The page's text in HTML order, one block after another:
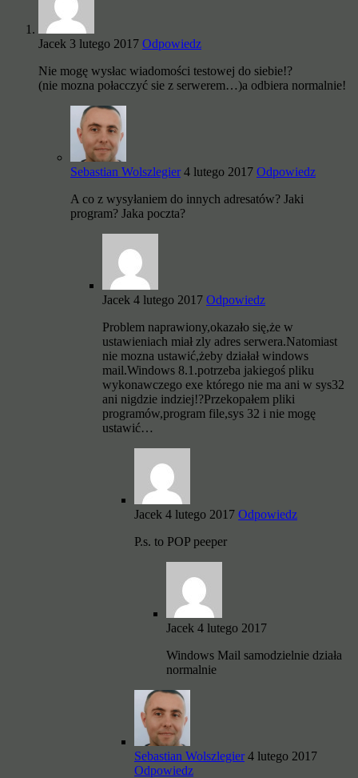
Jacek 3 lutego 2017 Odpowiedz
Nie mogę wysłac wiadomości testowej do siebie!?
(nie mozna połacczyć sie z serwerem…)a odbiera normalnie!
Sebastian Wolszlegier 4 lutego 2017 Odpowiedz
A co z wysyłaniem do innych adresatów? Jaki
program? Jaka poczta?
Jacek 4 lutego 2017 Odpowiedz
Problem naprawiony,okazało się,że w
ustawieniach miał zly adres serwera.Natomiast
nie mozna ustawić,żeby działał windows
mail.Windows 8.1.potrzeba jakiegoś pliku
wykonawczego exe którego nie ma ani w sys32
ani nigdzie indziej!?Przekopałem pliki
programów,program file,sys 32 i nie mogę
ustawić…
Jacek 4 lutego 2017 Odpowiedz
P.s. to POP peeper
Jacek 4 lutego 2017
Windows Mail samodzielnie działa
normalnie
Sebastian Wolszlegier 4 lutego 2017
Odpowiedz